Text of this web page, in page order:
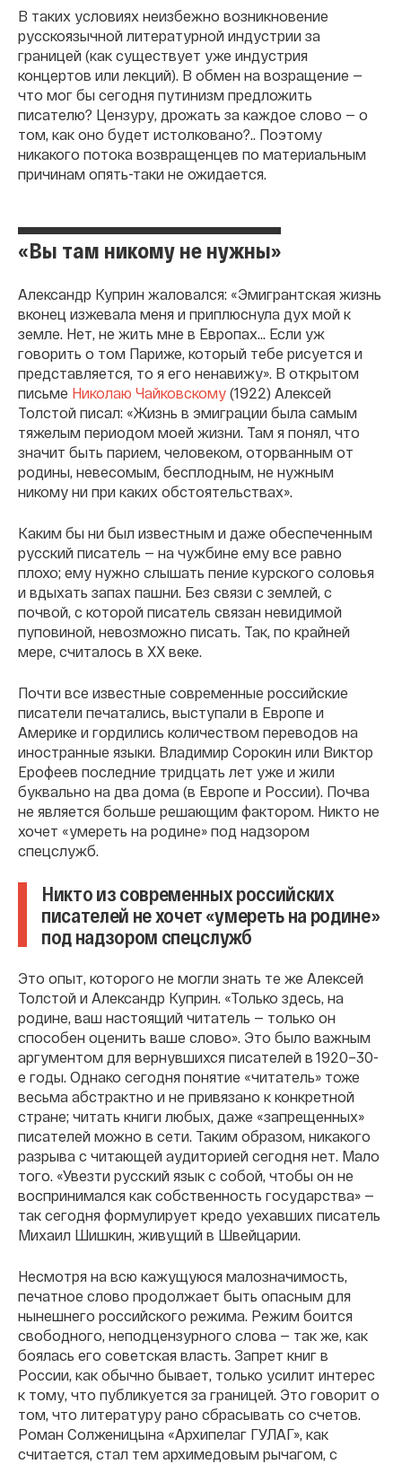
В таких условиях неизбежно возникновение
русскоязычной литературной индустрии за
границей (как существует уже индустрия
концертов или лекций). В обмен на возращение —
что мог бы сегодня путинизм предложить
писателю? Цензуру, дрожать за каждое слово — о
том, как оно будет истолковано?.. Поэтому
никакого потока возвращенцев по материальным
причинам опять-таки не ожидается.
«Вы там никому не нужны»
Александр Куприн жаловался: «Эмигрантская жизнь
вконец изжевала меня и приплюснула дух мой к
земле. Нет, не жить мне в Европах… Если уж
говорить о том Париже, который тебе рисуется и
представляется, то я его ненавижу». В открытом
письме Николаю Чайковскому (1922) Алексей
Толстой писал: «Жизнь в эмиграции была самым
тяжелым периодом моей жизни. Там я понял, что
значит быть парием, человеком, оторванным от
родины, невесомым, бесплодным, не нужным
никому ни при каких обстоятельствах».
Каким бы ни был известным и даже обеспеченным
русский писатель — на чужбине ему все равно
плохо; ему нужно слышать пение курского соловья
и вдыхать запах пашни. Без связи с землей, с
почвой, с которой писатель связан невидимой
пуповиной, невозможно писать. Так, по крайней
мере, считалось в ХХ веке.
Почти все известные современные российские
писатели печатались, выступали в Европе и
Америке и гордились количеством переводов на
иностранные языки. Владимир Сорокин или Виктор
Ерофеев последние тридцать лет уже и жили
буквально на два дома (в Европе и России). Почва
не является больше решающим фактором. Никто не
хочет «умереть на родине» под надзором
спецслужб.
Никто из современных российских
писателей не хочет «умереть на родине»
под надзором спецслужб
Это опыт, которого не могли знать те же Алексей
Толстой и Александр Куприн. «Только здесь, на
родине, ваш настоящий читатель — только он
способен оценить ваше слово». Это было важным
аргументом для вернувшихся писателей в 1920–30-
е годы. Однако сегодня понятие «читатель» тоже
весьма абстрактно и не привязано к конкретной
стране; читать книги любых, даже «запрещенных»
писателей можно в сети. Таким образом, никакого
разрыва с читающей аудиторией сегодня нет. Мало
того. «Увезти русский язык с собой, чтобы он не
воспринимался как собственность государства» —
так сегодня формулирует кредо уехавших писатель
Михаил Шишкин, живущий в Швейцарии.
Несмотря на всю кажущуюся малозначимость,
печатное слово продолжает быть опасным для
нынешнего российского режима. Режим боится
свободного, неподцензурного слова — так же, как
боялась его советская власть. Запрет книг в
России, как обычно бывает, только усилит интерес
к тому, что публикуется за границей. Это говорит о
том, что литературу рано сбрасывать со счетов.
Роман Солженицына «Архипелаг ГУЛАГ», как
считается, стал тем архимедовым рычагом, с